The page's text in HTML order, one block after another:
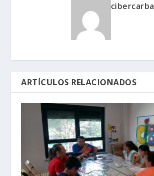
cibercarba
ARTÍCULOS RELACIONADOS